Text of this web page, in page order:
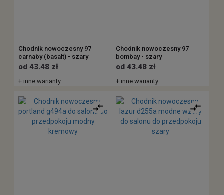
Chodnik nowoczesny 97
carnaby (basalt) - szary
od 43.48 zł
+ inne warianty
Chodnik nowoczesny 97
bombay - szary
od 43.48 zł
+ inne warianty